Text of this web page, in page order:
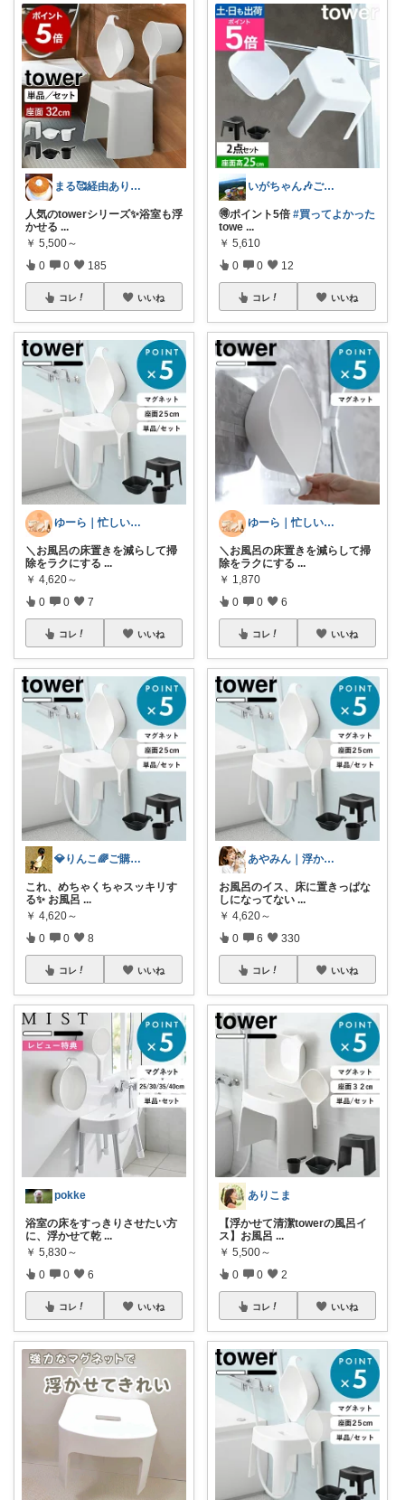
まる🥰経由ありがとうございます💕✨
人気のtowerシリーズ✨️浴室も浮
かせる ...
￥ 5,500～
0 0 185
コレ いいね
ゆーら｜忙しい女性の暮らしお助けグッズ
＼お風呂の床置きを減らして掃
除をラクにする ...
￥ 4,620～
0 0 7
コレ いいね
💎りんこ🌈ご購入感謝します😊
これ、めちゃくちゃスッキリす
る✨ お風呂 ...
￥ 4,620～
0 0 8
コレ いいね
pokke
浴室の床をすっきりさせたい方
に、浮かせて乾 ...
￥ 5,830～
0 0 6
コレ いいね
いがちゃん🎶ご購入感謝です🎶
🉐ポイント5倍 #買ってよかった
towe ...
￥ 5,610
0 0 12
コレ いいね
ゆーら｜忙しい女性の暮らしお助けグッズ
＼お風呂の床置きを減らして掃
除をラクにする ...
￥ 1,870
0 0 6
コレ いいね
あやみん｜浮かせる収納と快適生活
お風呂のイス、床に置きっぱな
しになってない ...
￥ 4,620～
0 6 330
コレ いいね
ありこま
【浮かせて清潔towerの風呂イ
ス】お風呂 ...
￥ 5,500～
0 0 2
コレ いいね